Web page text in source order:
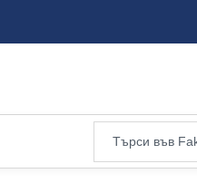
Африканска чума по